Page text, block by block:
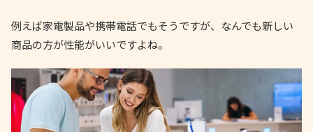
例えば家電製品や携帯電話でもそうですが、なんでも新しい
商品の方が性能がいいですよね。